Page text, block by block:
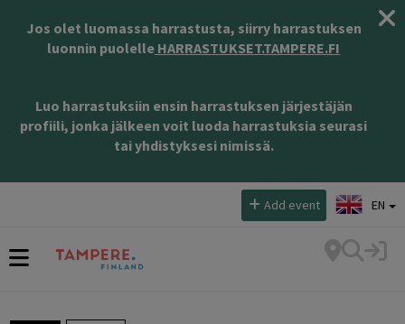
Jos olet luomassa harrastusta, siirry harrastuksen
luonnin puolelle HARRASTUKSET.TAMPERE.FI
Luo harrastuksiin ensin harrastuksen järjestäjän
profiili, jonka jälkeen voit luoda harrastuksia seurasi
tai yhdistyksesi nimissä.
Add event EN